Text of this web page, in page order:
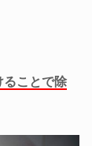
ることで除